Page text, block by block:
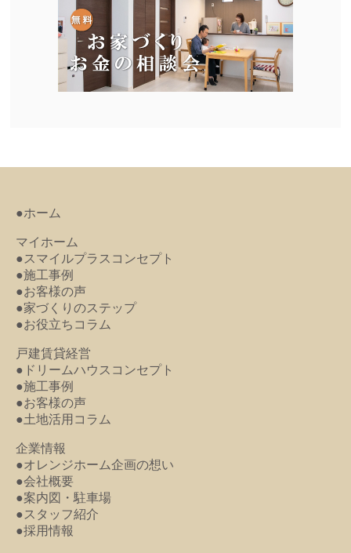
●ホーム
マイホーム
●スマイルプラスコンセプト
●施工事例
●お客様の声
●家づくりのステップ
●お役立ちコラム
戸建賃貸経営
●ドリームハウスコンセプト
●施工事例
●お客様の声
●土地活用コラム
企業情報
●オレンジホーム企画の想い
●会社概要
●案内図・駐車場
●スタッフ紹介
●採用情報